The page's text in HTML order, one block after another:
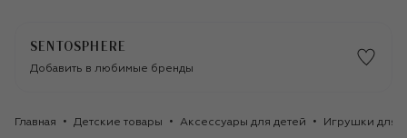
SENTOSPHERE
Добавить в любимые бренды
Главная Детские товары Аксессуары для детей Игрушки для